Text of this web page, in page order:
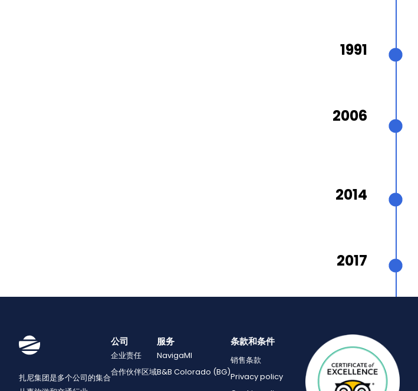
1991
2006
2014
2017
扎尼集团是多个公司的集合
公司
企业责任
合作伙伴区域
服务
NavigaMI
B&B Colorado (BG)
条款和条件
销售条款
Privacy policy